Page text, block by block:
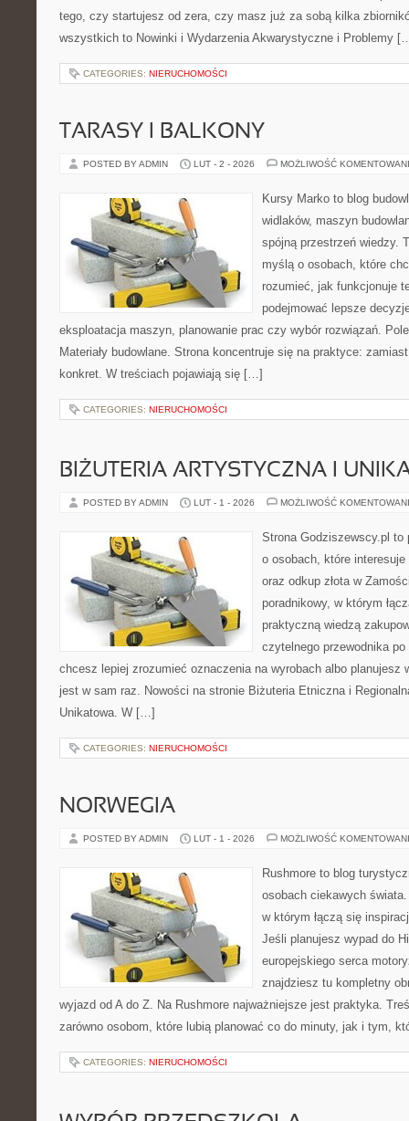
tego, czy startujesz od zera, czy masz już za sobą kilka
wszystkich to Nowinki i Wydarzenia Akwarystyczne i Problemy
CATEGORIES: NIERUCHOMOŚCI
TARASY I BALKONY
POSTED BY ADMIN LUT - 2 - 2026 MOŻLIWOŚĆ
Kursy Marko to blog
widlaków, maszyn
spójną przestrzeń wiedzy.
myślą o osobach, które
rozumieć, jak funkcjonuje
podejmować lepsze
eksploatacja maszyn, planowanie prac czy wybór rozwiązań.
Materiały budowlane. Strona koncentruje się na praktyce:
konkret. W treściach pojawiają się […]
CATEGORIES: NIERUCHOMOŚCI
BIŻUTERIA ARTYSTYCZNA I
POSTED BY ADMIN LUT - 1 - 2026 MOŻLIWOŚĆ
Strona Godziszewscy.pl
o osobach, które
oraz odkup złota w
poradnikowy, w którym
praktyczną wiedzą
czytelnego przewodnika
chcesz lepiej zrozumieć oznaczenia na wyrobach albo planujesz
jest w sam raz. Nowości na stronie Biżuteria Etniczna i
Unikatowa. W […]
CATEGORIES: NIERUCHOMOŚCI
NORWEGIA
POSTED BY ADMIN LUT - 1 - 2026 MOŻLIWOŚĆ
Rushmore to blog
osobach ciekawych
w którym łączą się
Jeśli planujesz wypad do
europejskiego serca
znajdziesz tu kompletny
wyjazd od A do Z. Na Rushmore najważniejsze jest praktyka.
zarówno osobom, które lubią planować co do minuty, jak i tym,
CATEGORIES: NIERUCHOMOŚCI